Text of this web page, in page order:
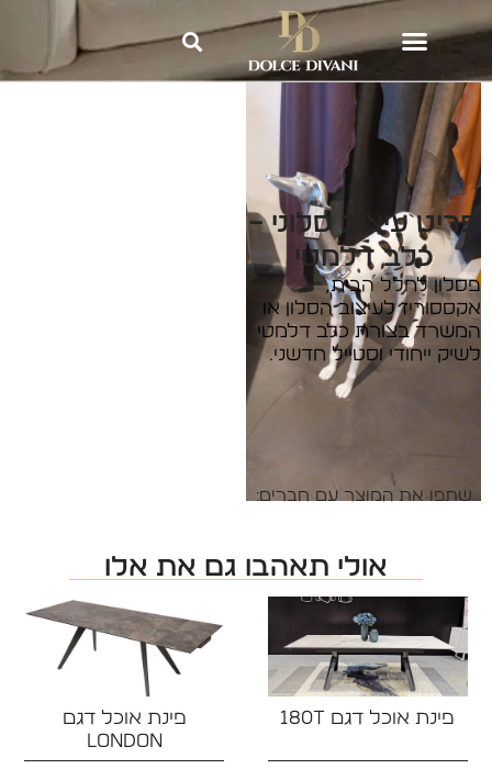
Dolce Divani
אקססוריז וריהוט
משלים לבית
פריט עיצוב סלוני –
כלב דלמטי
פריט עיצוב סלוני –
כלב דלמטי
פסלון לחלל הבית,
אקססוריז לעיצוב הסלון או
המשרד בצורת כלב דלמטי
לשיק ייחודי וסטייל חדשני.
ליצירת קשר: 2540*
שתפו את המוצר עם חברים:
אולי תאהבו גם את אלו
פינת אוכל דגם 180T
פינת אוכל דגם
LONDON